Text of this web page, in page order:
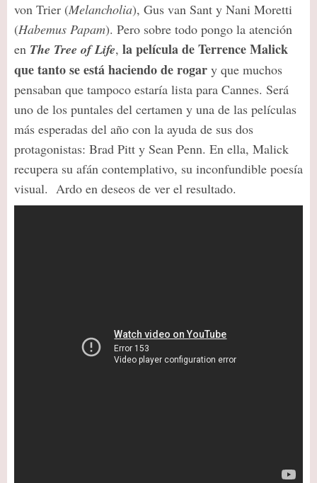
von Trier (Melancholia), Gus van Sant y Nani Moretti
(Habemus Papam). Pero sobre todo pongo la atención
en The Tree of Life, la película de Terrence Malick
que tanto se está haciendo de rogar y que muchos
pensaban que tampoco estaría lista para Cannes. Será
uno de los puntales del certamen y una de las películas
más esperadas del año con la ayuda de sus dos
protagonistas: Brad Pitt y Sean Penn. En ella, Malick
recupera su afán contemplativo, su inconfundible poesía
visual. Ardo en deseos de ver el resultado.